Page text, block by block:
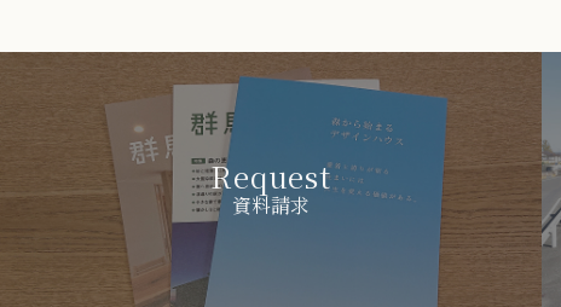
Request
資料請求